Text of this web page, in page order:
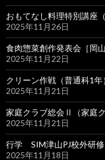
おもてなし料理特別講座
2025年11月26日
食肉惣菜創作発表会［岡
2025年11月22日
クリーン作戦（普通科1年
2025年11月21日
家庭クラブ総会Ⅱ（家庭ク
2025年11月21日
行学 SIM津山PJ校外研修
2025年11月18日